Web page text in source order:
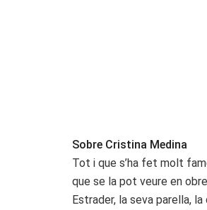
Sobre Cristina Medina
Tot i que s’ha fet molt
que se la pot veure en
Estrader, la seva parella,